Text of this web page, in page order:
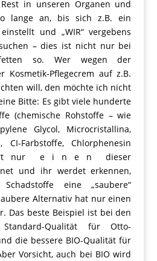
in unseren Organen und
lange an, bis sich z.B. ein
und „WIR“ vergebens
– dies ist nicht nur bei
so. Wer wegen der
Kosmetik-Pflegecrem auf z.B.
will, den möchte ich nicht
Bitte: Es gibt viele hunderte
(chemische Rohstoffe – wie
Glycol, Microcristallina,
CI-Farbstoffe, Chlorphenesin
nur e i n e n dieser
und ihr werdet erkennen,
eine „saubere“
Alternativ hat nur einen
Das beste Beispiel ist bei den
Qualität für Otto-
die bessere BIO-Qualität für
Vorsicht, auch bei BIO wird